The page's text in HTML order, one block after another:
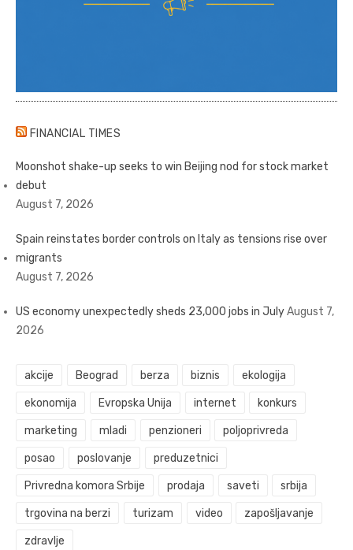
FINANCIAL TIMES
Moonshot shake-up seeks to win Beijing nod for stock market
debut
August 7, 2026
Spain reinstates border controls on Italy as tensions rise over
migrants
August 7, 2026
US economy unexpectedly sheds 23,000 jobs in JulyAugust 7,
2026
akcije Beograd berza biznis ekologija
ekonomija Evropska Unija internet konkurs
marketing mladi penzioneri poljoprivreda
posao poslovanje preduzetnici
Privredna komora Srbije prodaja saveti srbija
trgovina na berzi turizam video zapošljavanje
zdravlje